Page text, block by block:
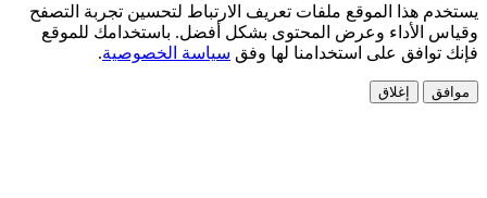
يستخدم هذا الموقع ملفات تعريف الارتباط لتحسين تجربة التصفح
وقياس الأداء وعرض المحتوى بشكل أفضل. باستخدامك للموقع
فإنك توافق على استخدامنا لها وفق سياسة الخصوصية.
موافق إغلاق